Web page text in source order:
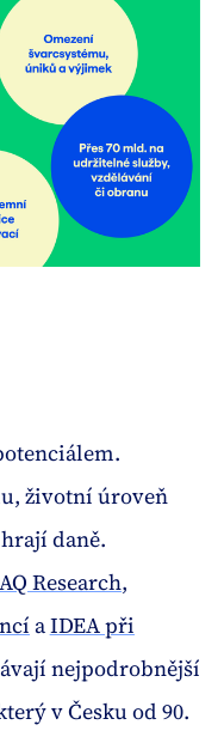
životní úroveň
daně.
Research,
aIDEA při
nejpodrobnější
v Česku od 90.